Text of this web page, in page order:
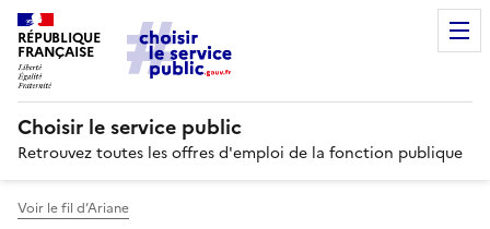
RÉPUBLIQUE
FRANÇAISE
Choisir le service public
Retrouvez toutes les offres d'emploi de la fonction publique
Voir le fil d’Ariane